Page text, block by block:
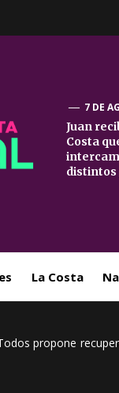
La
7 DE
Juan
Costa
distintos
La Costa
propone